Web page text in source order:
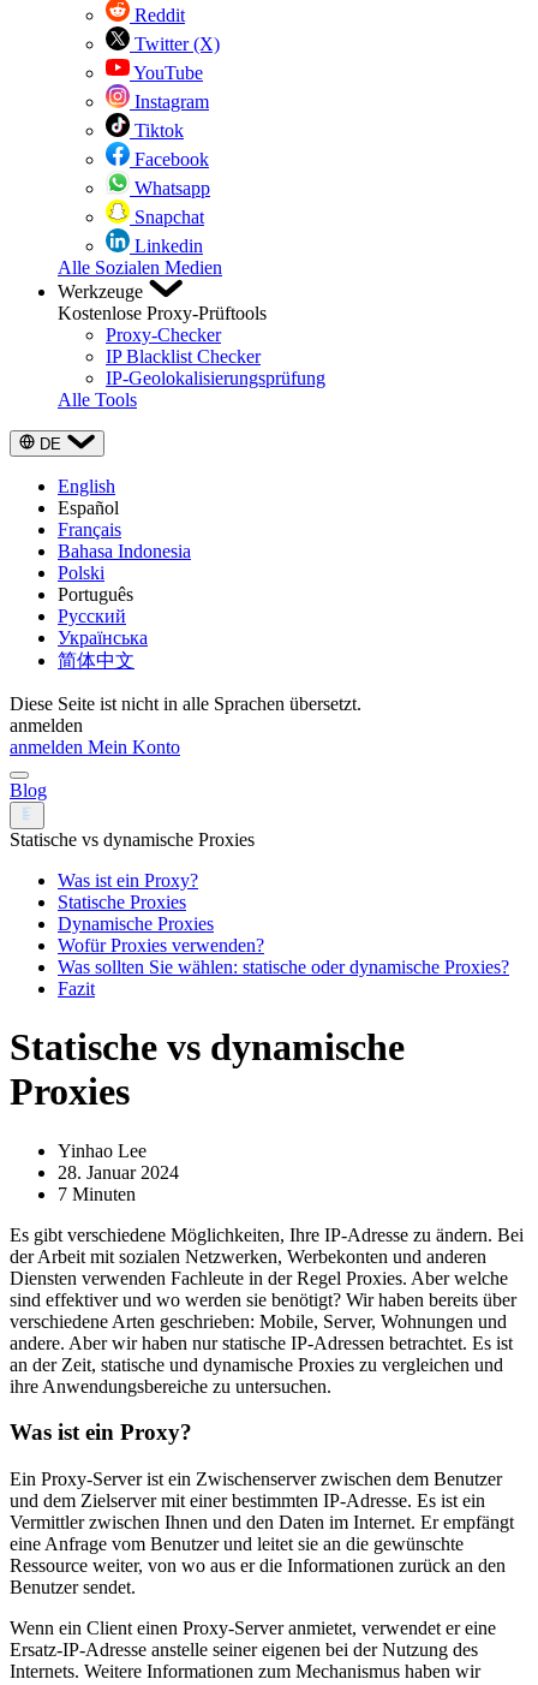
Reddit
Twitter (X)
YouTube
Instagram
Tiktok
Facebook
Whatsapp
Snapchat
Linkedin
Alle Sozialen Medien
Werkzeuge
Kostenlose Proxy-Prüftools
Proxy-Checker
IP Blacklist Checker
IP-Geolokalisierungsprüfung
Alle Tools
DE
English
Español
Français
Bahasa Indonesia
Polski
Português
Русский
Українська
简体中文
Diese Seite ist nicht in alle Sprachen übersetzt.
anmelden
anmelden Mein Konto
Blog
Statische vs dynamische Proxies
Was ist ein Proxy?
Statische Proxies
Dynamische Proxies
Wofür Proxies verwenden?
Was sollten Sie wählen: statische oder dynamische Proxies?
Fazit
Statische vs dynamische
Proxies
Yinhao Lee
28. Januar 2024
7 Minuten
Es gibt verschiedene Möglichkeiten, Ihre IP-Adresse zu ändern. Bei
der Arbeit mit sozialen Netzwerken, Werbekonten und anderen
Diensten verwenden Fachleute in der Regel Proxies. Aber welche
sind effektiver und wo werden sie benötigt? Wir haben bereits über
verschiedene Arten geschrieben: Mobile, Server, Wohnungen und
andere. Aber wir haben nur statische IP-Adressen betrachtet. Es ist
an der Zeit, statische und dynamische Proxies zu vergleichen und
ihre Anwendungsbereiche zu untersuchen.
Was ist ein Proxy?
Ein Proxy-Server ist ein Zwischenserver zwischen dem Benutzer
und dem Zielserver mit einer bestimmten IP-Adresse. Es ist ein
Vermittler zwischen Ihnen und den Daten im Internet. Er empfängt
eine Anfrage vom Benutzer und leitet sie an die gewünschte
Ressource weiter, von wo aus er die Informationen zurück an den
Benutzer sendet.
Wenn ein Client einen Proxy-Server anmietet, verwendet er eine
Ersatz-IP-Adresse anstelle seiner eigenen bei der Nutzung des
Internets. Weitere Informationen zum Mechanismus haben wir